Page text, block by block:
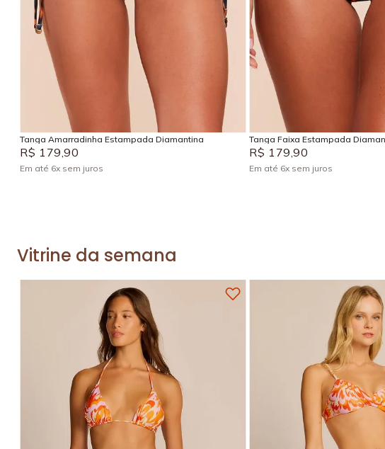
G
Adicionar na sacola
Tanga Amarradinha Estampada Diamantina
R$ 179,90
Em até 6x sem juros
P
Tanga Faixa Estampada
R$ 179,90
Em até 6x sem juros
Vitrine da semana